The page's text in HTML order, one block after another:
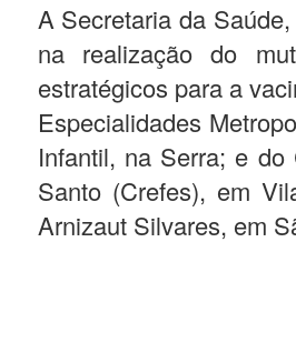
A Secretaria da
na realização do
estratégicos para a
Especialidades
Infantil, na Serra; e
Santo (Crefes), em
Arnizaut Silvares, em